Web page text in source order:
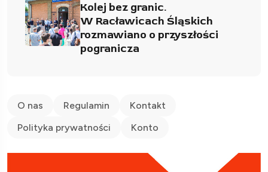
Kolej bez granic.
W Racławicach Śląskich
rozmawiano o przyszłości
pogranicza
O nas Regulamin
Kontakt
Polityka prywatności
Konto